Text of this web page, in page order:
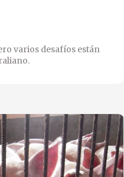
varios desafíos están